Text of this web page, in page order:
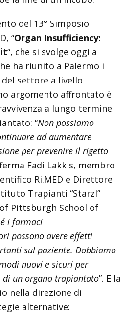
del 13° Simposio
“Organ Insufficiency:
“, che si svolge oggi a
ha riunito a Palermo i
settore a livello
argomento affrontato è
a lungo termine
“Non possiamo
ad aumentare
per prevenire il rigetto
Fadi Lakkis, membro
Ri.MED e Direttore
Trapianti “Starzl”
Pittsburgh School of
i farmaci
possono avere effetti
sul paziente. Dobbiamo
nuovi e sicuri per
un organo trapiantato”. E la
nella direzione di
alternative: